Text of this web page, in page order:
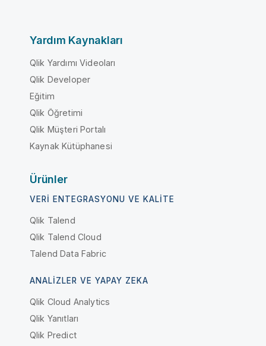
Yardım Kaynakları
Qlik Yardımı Videoları
Qlik Developer
Eğitim
Qlik Öğretimi
Qlik Müşteri Portalı
Kaynak Kütüphanesi
Ürünler
VERI ENTEGRASYONU VE KALITE
Qlik Talend
Qlik Talend Cloud
Talend Data Fabric
ANALIZLER VE YAPAY ZEKA
Qlik Cloud Analytics
Qlik Yanıtları
Qlik Predict